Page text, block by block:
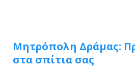
Μητρόπολη Δράμας:
στα σπίτια σας